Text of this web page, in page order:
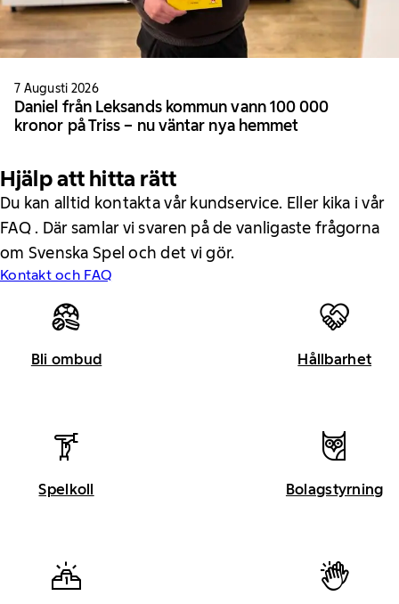
7 Augusti 2026
Daniel från Leksands kommun vann 100 000
kronor på Triss – nu väntar nya hemmet
Hjälp att hitta rätt
Du kan alltid kontakta vår kundservice. Eller kika i vår
FAQ . Där samlar vi svaren på de vanligaste frågorna
om Svenska Spel och det vi gör.
Kontakt och FAQ
Bli ombud Hållbarhet
Spelkoll Bolagstyrning